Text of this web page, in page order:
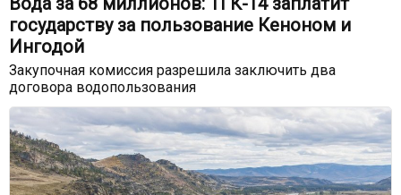
государству за пользование Кеноном и
Ингодой
Закупочная комиссия разрешила заключить два
договора водопользования